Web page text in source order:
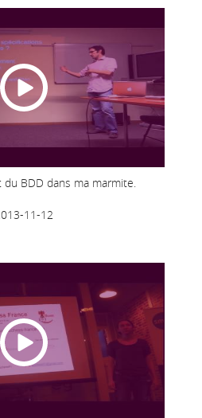
du BDD dans ma marmite.
11-12